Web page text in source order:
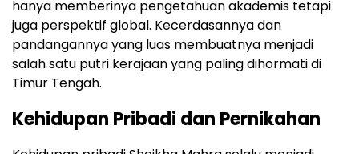
hanya memberinya pengetahuan akademis tetapi
juga perspektif global. Kecerdasannya dan
pandangannya yang luas membuatnya menjadi
salah satu putri kerajaan yang paling dihormati di
Timur Tengah.
Kehidupan Pribadi dan Pernikahan